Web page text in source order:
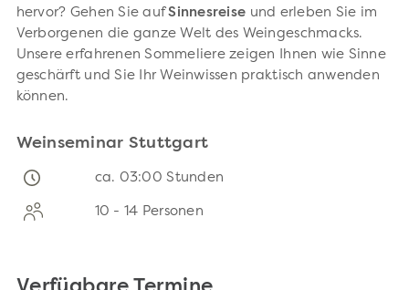
hervor? Gehen Sie aufSinnesreise und erleben Sie im
Verborgenen die ganze Welt des Weingeschmacks.
Unsere erfahrenen Sommeliere zeigen Ihnen wie Sinne
geschärft und Sie Ihr Weinwissen praktisch anwenden
können.
Weinseminar Stuttgart
ca. 03:00 Stunden
10 - 14 Personen